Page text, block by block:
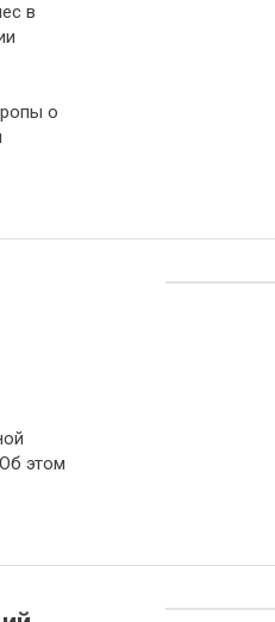
в
о
этом